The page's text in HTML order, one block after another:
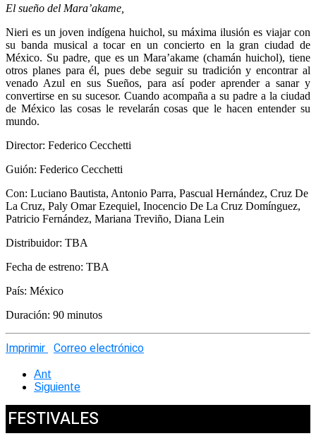
El sueño del Mara’akame,
Nieri es un joven indígena huichol, su máxima ilusión es viajar con
su banda musical a tocar en un concierto en la gran ciudad de
México. Su padre, que es un Mara’akame (chamán huichol), tiene
otros planes para él, pues debe seguir su tradición y encontrar al
venado Azul en sus Sueños, para así poder aprender a sanar y
convertirse en su sucesor. Cuando acompaña a su padre a la ciudad
de México las cosas le revelarán cosas que le hacen entender su
mundo.
Director: Federico Cecchetti
Guión: Federico Cecchetti
Con: Luciano Bautista, Antonio Parra, Pascual Hernández, Cruz De
La Cruz, Paly Omar Ezequiel, Inocencio De La Cruz Domínguez,
Patricio Fernández, Mariana Treviño, Diana Lein
Distribuidor: TBA
Fecha de estreno: TBA
País: México
Duración: 90 minutos
Imprimir Correo electrónico
Ant
Siguiente
FESTIVALES